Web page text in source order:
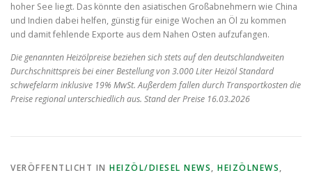
hoher See liegt. Das könnte den asiatischen Großabnehmern wie China
und Indien dabei helfen, günstig für einige Wochen an Öl zu kommen
und damit fehlende Exporte aus dem Nahen Osten aufzufangen.
Die genannten Heizölpreise beziehen sich stets auf den deutschlandweiten
Durchschnittspreis bei einer Bestellung von 3.000 Liter Heizöl Standard
schwefelarm inklusive 19% MwSt. Außerdem fallen durch Transportkosten die
Preise regional unterschiedlich aus. Stand der Preise 16.03.2026
VERÖFFENTLICHT IN HEIZÖL/DIESEL NEWS, HEIZÖLNEWS,